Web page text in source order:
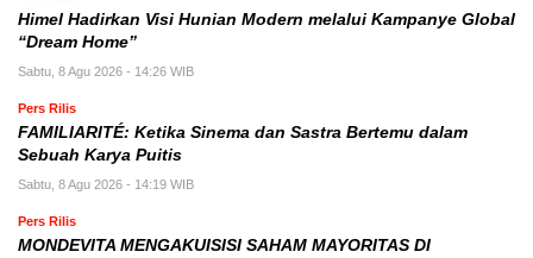
Himel Hadirkan Visi Hunian Modern melalui Kampanye Global
“Dream Home”
Sabtu, 8 Agu 2026 - 14:26 WIB
Pers Rilis
FAMILIARITÉ: Ketika Sinema dan Sastra Bertemu dalam
Sebuah Karya Puitis
Sabtu, 8 Agu 2026 - 14:19 WIB
Pers Rilis
MONDEVITA MENGAKUISISI SAHAM MAYORITAS DI